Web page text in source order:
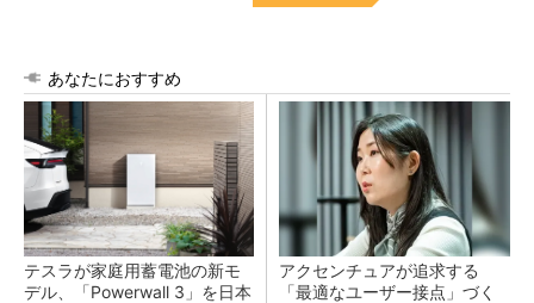
あなたにおすすめ
テスラが家庭用蓄電池の新モ
デル、「Powerwall 3」を日本
アクセンチュアが追求する
「最適なユーザー接点」づく